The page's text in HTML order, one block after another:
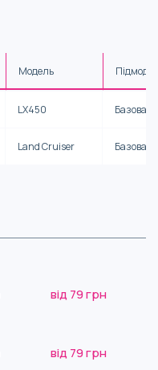
Модель
LX450 Базова
Land Cruiser Базова
від 79 грн
від 79 грн